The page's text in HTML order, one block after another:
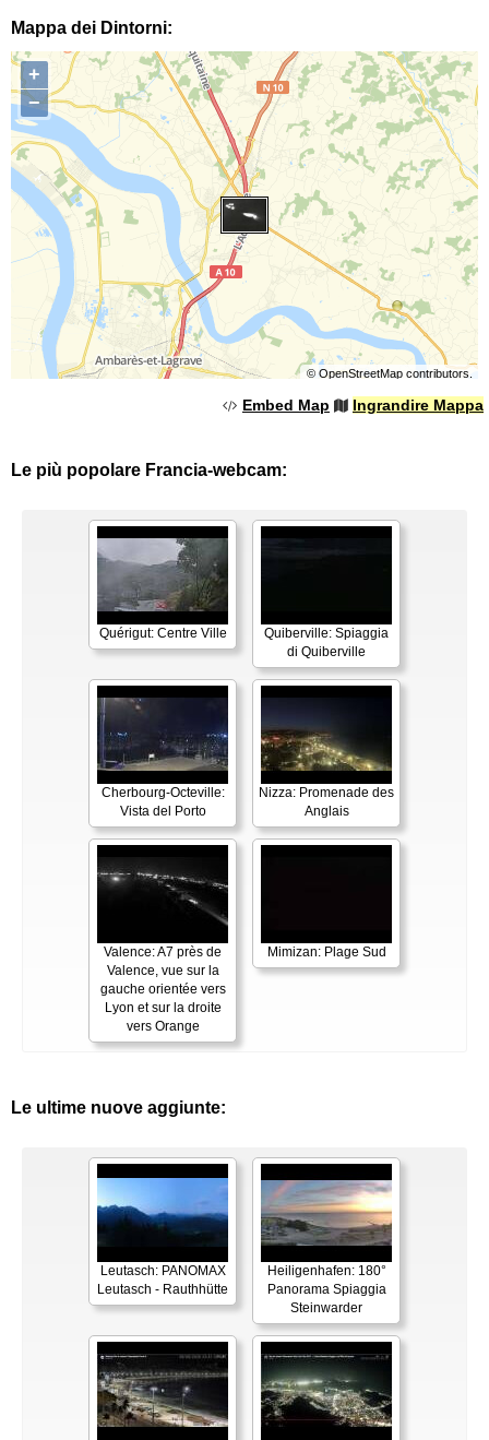
Mappa dei Dintorni:
+
−
© OpenStreetMapcontributors.
Embed Map Ingrandire Mappa
Le più popolare Francia-webcam:
Quérigut: Centre Ville
Quiberville: Spiaggia
di Quiberville
Cherbourg-Octeville:
Vista del Porto
Nizza: Promenade des
Anglais
Valence: A7 près de
Valence, vue sur la
gauche orientée vers
Lyon et sur la droite
vers Orange
Mimizan: Plage Sud
Le ultime nuove aggiunte:
Leutasch: PANOMAX
Leutasch - Rauthhütte
Heiligenhafen: 180°
Panorama Spiaggia
Steinwarder